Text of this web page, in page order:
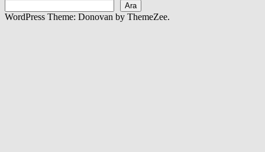
Ara
WordPress Theme: Donovan by ThemeZee.